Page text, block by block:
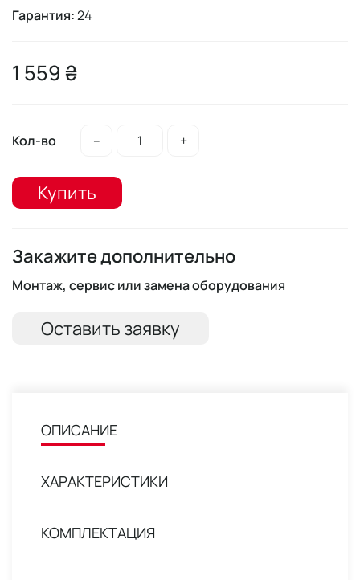
Гарантия:24
1 559 ₴
Кол-во – +
Купить
Закажите дополнительно
Монтаж, сервис или замена оборудования
Оставить заявку
ОПИСАНИЕ
ХАРАКТЕРИСТИКИ
КОМПЛЕКТАЦИЯ